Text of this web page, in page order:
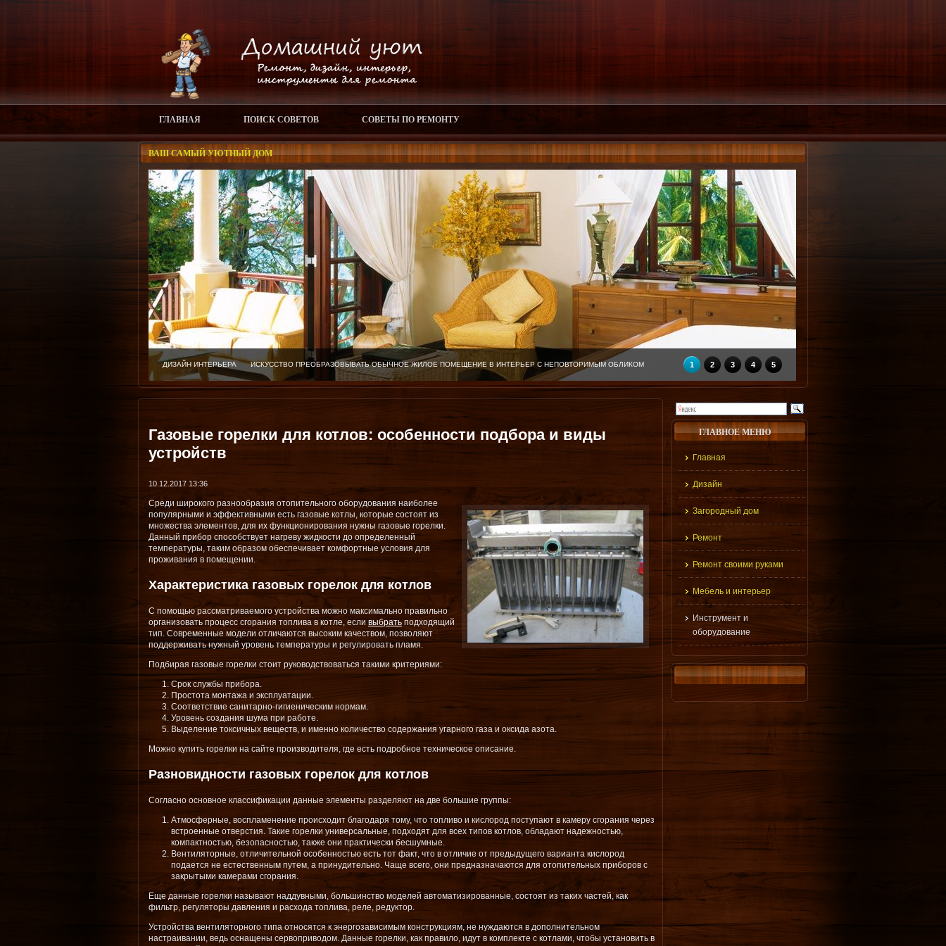
ГЛАВНАЯ ПОИСК СОВЕТОВ СОВЕТЫ ПО РЕМОНТУ
ВАШ САМЫЙ УЮТНЫЙ ДОМ
ДИЗАЙН ИНТЕРЬЕРА ИСКУССТВО ПРЕОБРАЗОВЫВАТЬ ОБЫЧНОЕ ЖИЛОЕ ПОМЕЩЕНИЕ В ИНТЕРЬЕР С НЕПОВТОРИМЫМ ОБЛИКОМ 1 2 3 4 5
Газовые горелки для котлов: особенности подбора и виды
устройств
10.12.2017 13:36
Среди широкого разнообразия отопительного оборудования наиболее
популярными и эффективными есть газовые котлы, которые состоят из
множества элементов, для их функционирования нужны газовые горелки.
Данный прибор способствует нагреву жидкости до определенный
температуры, таким образом обеспечивает комфортные условия для
проживания в помещении.
Характеристика газовых горелок для котлов
С помощью рассматриваемого устройства можно максимально правильно
организовать процесс сгорания топлива в котле, если выбрать подходящий
тип. Современные модели отличаются высоким качеством, позволяют
поддерживать нужный уровень температуры и регулировать пламя.
Подбирая газовые горелки стоит руководствоваться такими критериями:
Срок службы прибора.
Простота монтажа и эксплуатации.
Соответствие санитарно-гигиеническим нормам.
Уровень создания шума при работе.
Выделение токсичных веществ, и именно количество содержания угарного газа и оксида азота.
Можно купить горелки на сайте производителя, где есть подробное техническое описание.
Разновидности газовых горелок для котлов
Согласно основное классификации данные элементы разделяют на две большие группы:
Атмосферные, воспламенение происходит благодаря тому, что топливо и кислород поступают в камеру сгорания через
встроенные отверстия. Такие горелки универсальные, подходят для всех типов котлов, обладают надежностью,
компактностью, безопасностью, также они практически бесшумные.
Вентиляторные, отличительной особенностью есть тот факт, что в отличие от предыдущего варианта кислород
подается не естественным путем, а принудительно. Чаще всего, они предназначаются для отопительных приборов с
закрытыми камерами сгорания.
Еще данные горелки называют наддувными, большинство моделей автоматизированные, состоят из таких частей, как
фильтр, регуляторы давления и расхода топлива, реле, редуктор.
Устройства вентиляторного типа относятся к энергозависимым конструкциям, не нуждаются в дополнительном
настраивании, ведь оснащены сервоприводом. Данные горелки, как правило, идут в комплекте с котлами, чтобы установить в
ГЛАВНОЕ МЕНЮ
Главная
Дизайн
Загородный дом
Ремонт
Ремонт своими руками
Мебель и интерьер
Инструмент и
оборудование